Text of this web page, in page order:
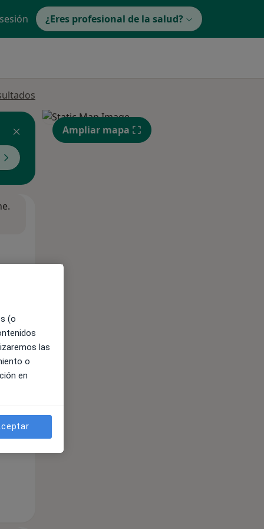
¿Eres profesional de la salud?
Ampliar mapa
(o
las
o
en